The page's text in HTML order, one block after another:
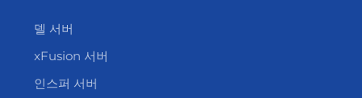
델 서버
xFusion 서버
인스퍼 서버